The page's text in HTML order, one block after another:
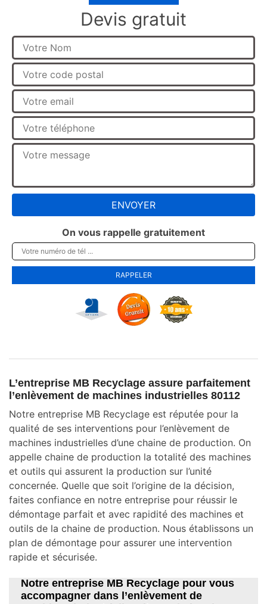
Devis gratuit
On vous rappelle gratuitement
L’entreprise MB Recyclage assure parfaitement
l’enlèvement de machines industrielles 80112
Notre entreprise MB Recyclage est réputée pour la
qualité de ses interventions pour l’enlèvement de
machines industrielles d’une chaine de production. On
appelle chaine de production la totalité des machines
et outils qui assurent la production sur l’unité
concernée. Quelle que soit l’origine de la décision,
faites confiance en notre entreprise pour réussir le
démontage parfait et avec rapidité des machines et
outils de la chaine de production. Nous établissons un
plan de démontage pour assurer une intervention
rapide et sécurisée.
Notre entreprise MB Recyclage pour vous
accompagner dans l’enlèvement de